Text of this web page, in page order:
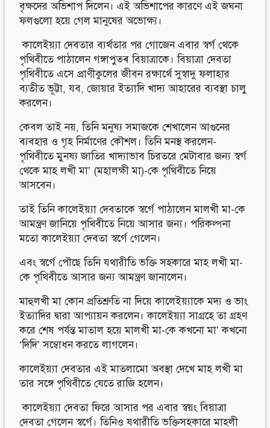
বৃক্ষদের অভিশাপ দিলেন। এই অভিশাপের কারণে এই জঘনা
ফলগুলো হয়ে গেল মানুষের অভোক্ষ্য।
কালেইয়্যা দেবতার ব্যর্থতার পর গোজেন এবার স্বর্গ থেকে
পৃথিবীতে পাঠালেন গঙ্গাপুত্ৰ বিয়াত্রাকে। বিয়াত্রা দেবতা
পৃথিবীতে এসে প্রাণীকুলের জীবন রক্ষার্থে সুস্বাদু ফলাহার
ব্যতীত ভূট্টা, যব, জোয়ার ইত্যাদি খাদ্য আহারের ব্যবস্থা চালু
করলেন।
কেবল তাই নয়, তিনি মনুষ্য সমাজকে শেখালেন আগুনের
ব্যবহার ও গৃহ নির্মাণের কৌশল। তিনি মনস্থ করলেন-
পৃথিবীতে মুনষ্য জাতির খাদ্যাভাব চিরতরে মেটাবার জন্য স্বর্গ
থেকে মাহ লখী মা’ (মহালক্ষী মা)-কে পৃথিবীতে নিয়ে
আসবেন।
তাই তিনি কালেইয়্যা দেবতাকে স্বর্গে পাঠালেন মালখী মা-কে
আমন্ত্রণ জানিয়ে পৃথিবীতে নিয়ে আসার জন্য। পরিকল্পনা
মতো কালেইয়্যা দেবতা স্বর্গে গেলেন।
এবং স্বর্গে পৌছে তিনি যথারীতি ভক্তি সহকারে মাহ লখী মা-
কে পৃথিবীতে আসার জন্য আমন্ত্রণ জানালেন।
মাহুলখী মা কোন প্রতিশ্রুতি না দিয়ে কালেইয়্যাকে মদ্য ও ভাং
ইত্যাদির দ্বারা আপ্যায়ন করলেন। কালেইয়্যা সাগ্রহে তা গ্রহণ
করে শেষ পর্যন্ত মাতাল হয়ে মালখী মা-কে কখনো মা’ কখনো
‘দিদি’ সম্বোধন করতে লাগলেন।
কালেইয়্যা দেবতার এই মাতলামো অবস্থা দেখে মাহ লখী মা
তার সঙ্গে পৃথিবীতে যেতে রাজি হলেন।
কালেইয়্যা দেবতা ফিরে আসার পর এবার স্বয়ং বিয়াত্রা
দেবতা গেলেন স্বর্গে। তিনিও যথারীতি ভক্তিসহকারে মাহলী